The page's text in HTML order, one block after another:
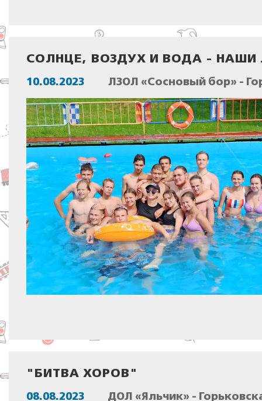
СОЛНЦЕ, ВОЗДУХ И ВОДА - НАШИ
10.08.2023 ЛЗОЛ «Сосновый бор» -
"БИТВА ХОРОВ"
08.08.2023 ДОЛ «Яльчик» -